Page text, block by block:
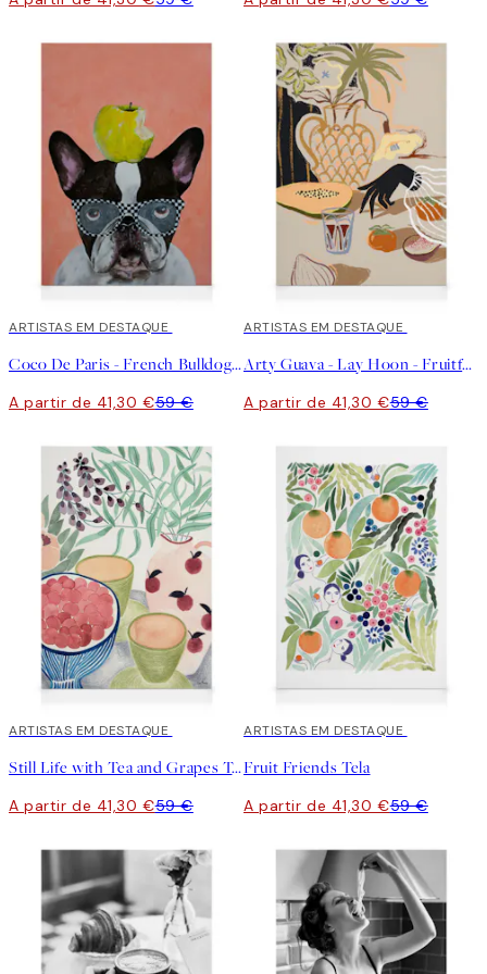
30%*
ARTISTAS EM DESTAQUE
Coco De Paris - French Bulldog with Apple Quadro em tela
A partir de 41,30 €59 €
30%*
ARTISTAS EM DESTAQUE
Arty Guava - Lay Hoon - Fruitful Spread Tela
A partir de 41,30 €59 €
30%*
ARTISTAS EM DESTAQUE
Still Life with Tea and Grapes Tela
A partir de 41,30 €59 €
30%*
ARTISTAS EM DESTAQUE
Fruit Friends Tela
A partir de 41,30 €59 €